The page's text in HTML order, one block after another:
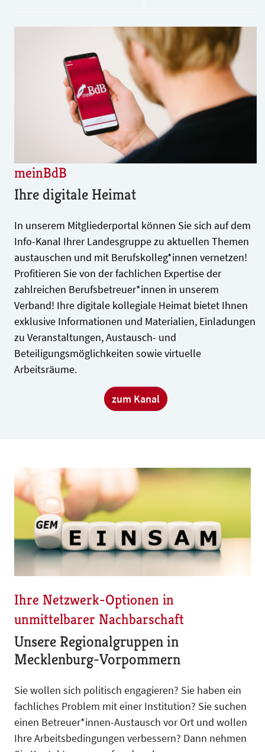
meinBdB
Ihre digitale Heimat
In unserem Mitgliederportal können Sie sich auf dem
Info-Kanal Ihrer Landesgruppe zu aktuellen Themen
austauschen und mit Berufskolleg*innen vernetzen!
Profitieren Sie von der fachlichen Expertise der
zahlreichen Berufsbetreuer*innen in unserem
Verband! Ihre digitale kollegiale Heimat bietet Ihnen
exklusive Informationen und Materialien, Einladungen
zu Veranstaltungen, Austausch- und
Beteiligungsmöglichkeiten sowie virtuelle
Arbeitsräume.
zum Kanal
Ihre Netzwerk-Optionen in
unmittelbarer Nachbarschaft
Unsere Regionalgruppen in
Mecklenburg-Vorpommern
Sie wollen sich politisch engagieren? Sie haben ein
fachliches Problem mit einer Institution? Sie suchen
einen Betreuer*innen-Austausch vor Ort und wollen
Ihre Arbeitsbedingungen verbessern? Dann nehmen